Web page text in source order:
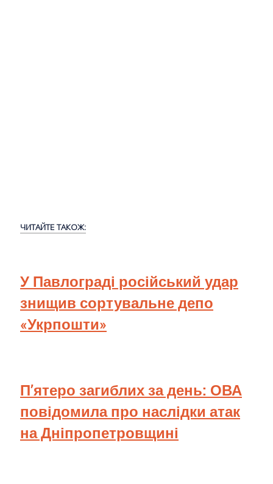
ЧИТАЙТЕ ТАКОЖ:
У Павлограді російський удар
знищив сортувальне депо
«Укрпошти»
П’ятеро загиблих за день: ОВА
повідомила про наслідки атак
на Дніпропетровщині